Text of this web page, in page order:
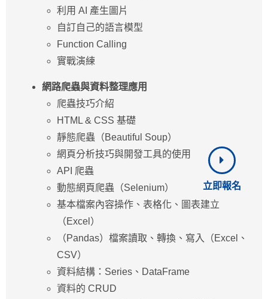
立即報名
利⽤ AI 產⽣圖片
⾃訂⾃⼰的語⾔模型
Function Calling
實戰演練
網路爬蟲與資料整理應用
爬蟲技巧介紹
HTML & CSS 基礎
靜態爬蟲（Beautiful Soup）
網⾴分析技巧與開發工具的使用
API 爬蟲
動態網⾴爬蟲（Selenium）
基本檔案內容操作、表格化、圖表建立
（Excel）
（Pandas）檔案讀取、轉換、寫入（Excel、
CSV）
資料結構：Series、DataFrame
資料的 CRUD